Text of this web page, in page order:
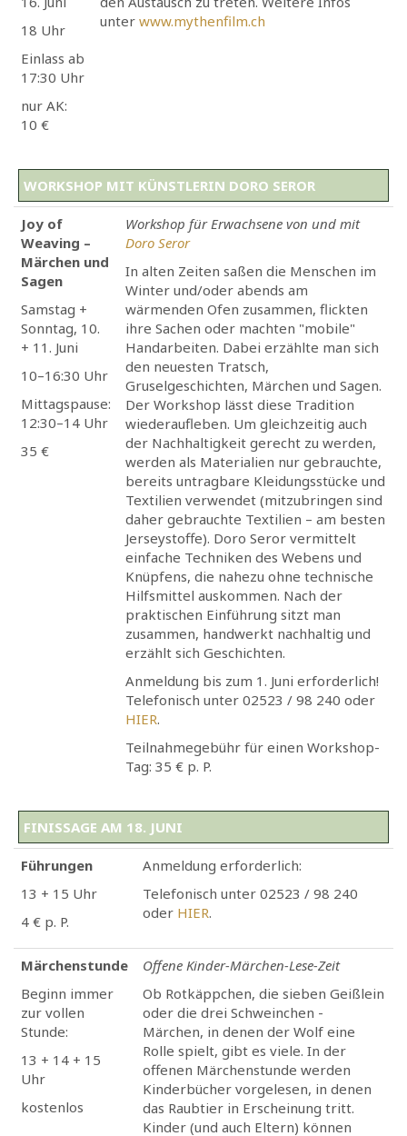
18 Uhr
Einlass ab
17:30 Uhr
nur AK:
10 €
unter www.mythenfilm.ch
WORKSHOP MIT KÜNSTLERIN DORO SEROR
Joy of
Weaving –
Märchen und
Sagen
Samstag +
Sonntag, 10.
+ 11. Juni
10–16:30 Uhr
Mittagspause:
12:30–14 Uhr
35 €
Workshop für Erwachsene von und mit
Doro Seror
In alten Zeiten saßen die Menschen im
Winter und/oder abends am
wärmenden Ofen zusammen, flickten
ihre Sachen oder machten "mobile"
Handarbeiten. Dabei erzählte man sich
den neuesten Tratsch,
Gruselgeschichten, Märchen und Sagen.
Der Workshop lässt diese Tradition
wiederaufleben. Um gleichzeitig auch
der Nachhaltigkeit gerecht zu werden,
werden als Materialien nur gebrauchte,
bereits untragbare Kleidungsstücke und
Textilien verwendet (mitzubringen sind
daher gebrauchte Textilien – am besten
Jerseystoffe). Doro Seror vermittelt
einfache Techniken des Webens und
Knüpfens, die nahezu ohne technische
Hilfsmittel auskommen. Nach der
praktischen Einführung sitzt man
zusammen, handwerkt nachhaltig und
erzählt sich Geschichten.
Anmeldung bis zum 1. Juni erforderlich!
Telefonisch unter 02523 / 98 240 oder
HIER.
Teilnahmegebühr für einen Workshop-
Tag: 35 € p. P.
FINISSAGE AM 18. JUNI
Führungen
13 + 15 Uhr
4 € p. P.
Anmeldung erforderlich:
Telefonisch unter 02523 / 98 240
oder HIER.
Märchenstunde
Beginn immer
zur vollen
Stunde:
13 + 14 + 15
Uhr
kostenlos
Offene Kinder-Märchen-Lese-Zeit
Ob Rotkäppchen, die sieben Geißlein
oder die drei Schweinchen -
Märchen, in denen der Wolf eine
Rolle spielt, gibt es viele. In der
offenen Märchenstunde werden
Kinderbücher vorgelesen, in denen
das Raubtier in Erscheinung tritt.
Kinder (und auch Eltern) können